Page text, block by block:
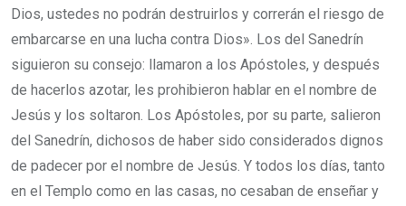
Dios, ustedes no podrán destruirlos y correrán el riesgo de
embarcarse en una lucha contra Dios». Los del Sanedrín
siguieron su consejo: llamaron a los Apóstoles, y después
de hacerlos azotar, les prohibieron hablar en el nombre de
Jesús y los soltaron. Los Apóstoles, por su parte, salieron
del Sanedrín, dichosos de haber sido considerados dignos
de padecer por el nombre de Jesús. Y todos los días, tanto
en el Templo como en las casas, no cesaban de enseñar y